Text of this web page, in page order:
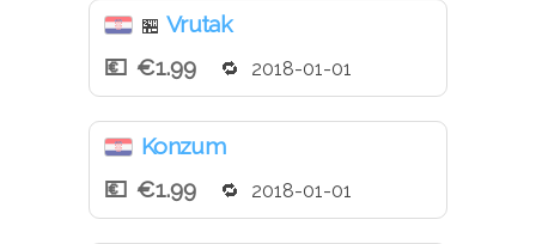
🏪 Vrutak
€1.99
2018-01-01
Konzum
€1.99
2018-01-01